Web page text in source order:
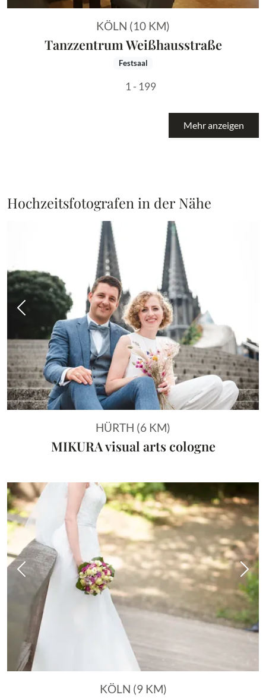
KÖLN (10 KM)
Tanzzentrum Weißhausstraße
Festsaal
1 - 199
Mehr anzeigen
Hochzeitsfotografen in der Nähe
Vorheriges Bild
HÜRTH (6 KM)
MIKURA visual arts cologne
Vorheriges Bild
KÖLN (9 KM)